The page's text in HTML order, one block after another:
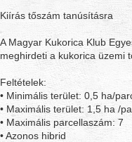
Kiírás tőszám tanúsításra
A Magyar Kukorica Klub
meghirdeti a kukorica üzemi
Feltételek:
• Minimális terület: 0,5 ha/
• Maximális terület: 1,5 ha /
• Maximális parcellaszám: 7
• Azonos hibrid